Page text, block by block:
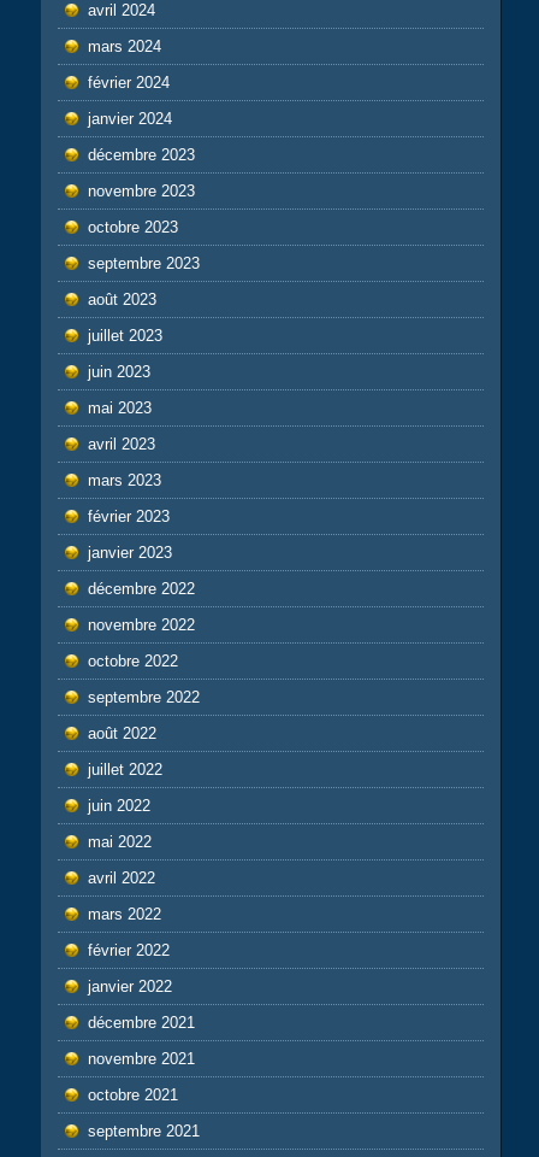
avril 2024
mars 2024
février 2024
janvier 2024
décembre 2023
novembre 2023
octobre 2023
septembre 2023
août 2023
juillet 2023
juin 2023
mai 2023
avril 2023
mars 2023
février 2023
janvier 2023
décembre 2022
novembre 2022
octobre 2022
septembre 2022
août 2022
juillet 2022
juin 2022
mai 2022
avril 2022
mars 2022
février 2022
janvier 2022
décembre 2021
novembre 2021
octobre 2021
septembre 2021